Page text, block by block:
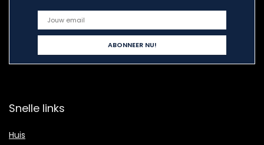
Snelle links
Huis